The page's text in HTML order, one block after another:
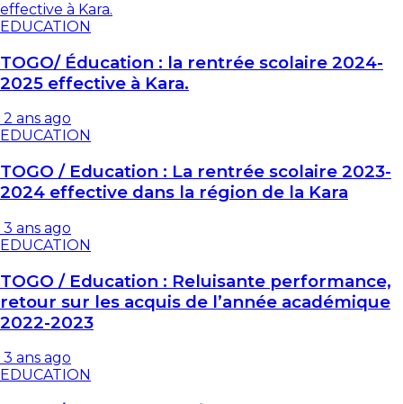
EDUCATION
TOGO/ Éducation : la rentrée scolaire 2024-
2025 effective à Kara.
2 ans ago
EDUCATION
TOGO / Education : La rentrée scolaire 2023-
2024 effective dans la région de la Kara
3 ans ago
EDUCATION
TOGO / Education : Reluisante performance,
retour sur les acquis de l’année académique
2022-2023
3 ans ago
EDUCATION